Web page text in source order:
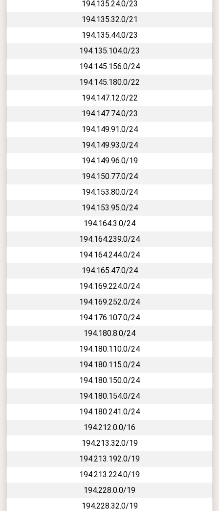
194.135.24.0/23
194.135.32.0/21
194.135.44.0/23
194.135.104.0/23
194.145.156.0/24
194.145.180.0/22
194.147.12.0/22
194.147.74.0/23
194.149.91.0/24
194.149.93.0/24
194.149.96.0/19
194.150.77.0/24
194.153.80.0/24
194.153.95.0/24
194.164.3.0/24
194.164.239.0/24
194.164.244.0/24
194.165.47.0/24
194.169.224.0/24
194.169.252.0/24
194.176.107.0/24
194.180.8.0/24
194.180.110.0/24
194.180.115.0/24
194.180.150.0/24
194.180.154.0/24
194.180.241.0/24
194.212.0.0/16
194.213.32.0/19
194.213.192.0/19
194.213.224.0/19
194.228.0.0/19
194.228.32.0/19